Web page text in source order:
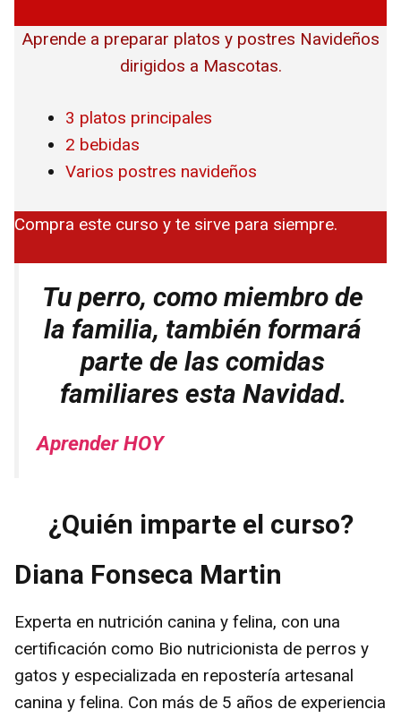
Aprende a preparar platos y postres Navideños
dirigidos a Mascotas.
3 platos principales
2 bebidas
Varios postres navideños
Compra este curso y te sirve para siempre.
Tu perro, como miembro de
la familia, también formará
parte de las comidas
familiares esta Navidad.
Aprender HOY
¿Quién imparte el curso?
Diana Fonseca Martin
Experta en nutrición canina y felina, con una
certificación como Bio nutricionista de perros y
gatos y especializada en repostería artesanal
canina y felina. Con más de 5 años de experiencia